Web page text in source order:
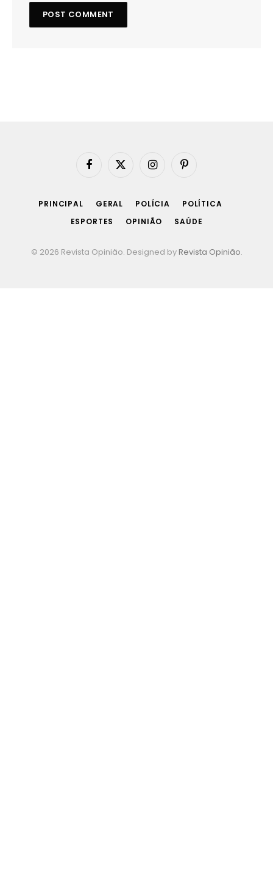
Facebook
X
InstagramPinterest
PRINCIPAL GERAL POLÍCIA
POLÍTICA
ESPORTES
OPINIÃO SAÚDE
© 2026 Revista Opinião. Designed by Revista Opinião.